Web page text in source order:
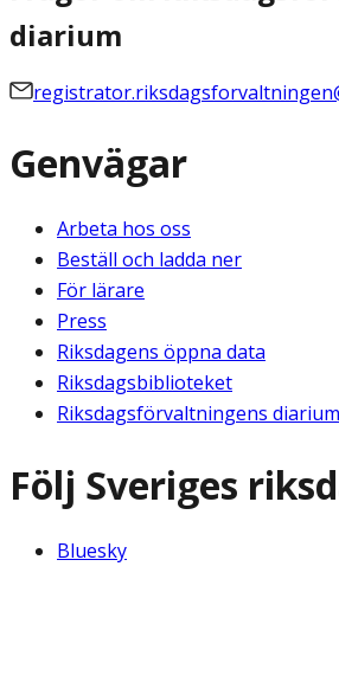
diarium
Genvägar
Arbeta hos oss
Beställ och ladda ner
För lärare
Press
Riksdagens öppna data
Riksdagsbiblioteket
Riksdagsförvaltningens diarium
Följ Sveriges
Bluesky